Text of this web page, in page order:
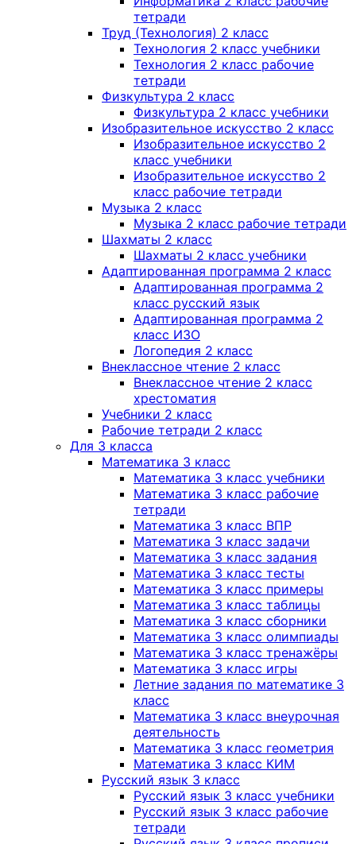
тетради
Труд (Технология) 2 класс
Технология 2 класс учебники
Технология 2 класс рабочие
тетради
Физкультура 2 класс
Физкультура 2 класс учебники
Изобразительное искусство 2 класс
Изобразительное искусство 2
класс учебники
Изобразительное искусство 2
класс рабочие тетради
Музыка 2 класс
Музыка 2 класс рабочие тетради
Шахматы 2 класс
Шахматы 2 класс учебники
Адаптированная программа 2 класс
Адаптированная программа 2
класс русский язык
Адаптированная программа 2
класс ИЗО
Логопедия 2 класс
Внеклассное чтение 2 класс
Внеклассное чтение 2 класс
хрестоматия
Учебники 2 класс
Рабочие тетради 2 класс
Для 3 класса
Математика 3 класс
Математика 3 класс учебники
Математика 3 класс рабочие
тетради
Математика 3 класс ВПР
Математика 3 класс задачи
Математика 3 класс задания
Математика 3 класс тесты
Математика 3 класс примеры
Математика 3 класс таблицы
Математика 3 класс сборники
Математика 3 класс олимпиады
Математика 3 класс тренажёры
Математика 3 класс игры
Летние задания по математике 3
класс
Математика 3 класс внеурочная
деятельность
Математика 3 класс геометрия
Математика 3 класс КИМ
Русский язык 3 класс
Русский язык 3 класс учебники
Русский язык 3 класс рабочие
тетради